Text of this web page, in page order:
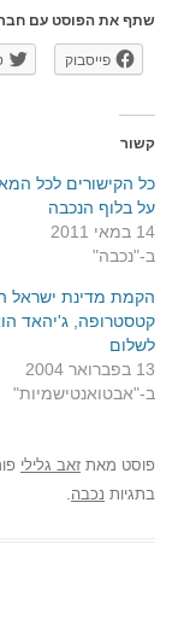
שתף את הפוסט עם
פייסבוק
קשור
כל הקישורים לכל
על בלוף הנכבה
14 במאי 2011
ב-"נכבה"
הקמת מדינת ישראל
קטסטרופה, ג'יהאד
לשלום
13 בפברואר 2004
ב-"אבטואנטישמיות"
פוסט מאת זאב גלילי
בתגיות נכבה.